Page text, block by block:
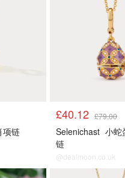
项链
£40.12 £79.00
Selenichast 小蛇
链
@dealmoon.co.uk